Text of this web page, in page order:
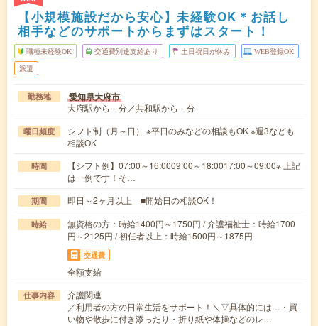
【小規模施設だから安心】未経験OK＊お話し
相手などのサポートからまずはスタート！
職種未経験OK 交通費別途支給あり 土日祝日が休み WEB登録OK
派遣
勤務地 愛知県大府市
大府駅から---分／共和駅から---分
曜日頻度
シフト制（月～日） ※平日のみなどの相談もOK ※週3なども
相談OK
時間
【シフト例】07:00～16:0009:00～18:0017:00～09:00※ 上記
は一例です！そ…
期間 即日～2ヶ月以上 ■開始日の相談OK！
時給
無資格の方：時給1400円～1750円 / 介護福祉士：時給1700
円～2125円 / 初任者以上：時給1500円～1875円
交通費
全額支給
仕事内容
介護関連
／利用者の方の日常生活をサポート！＼▽具体的には…・買
い物や散歩に付き添ったり・折り紙や体操などのレ…